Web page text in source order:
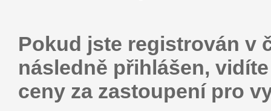
Pokud jste registrován v
následně přihlášen,
ceny za zastoupení pro